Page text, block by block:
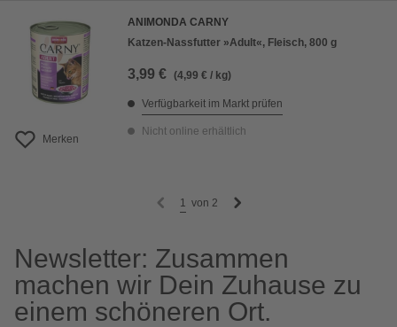
Merken
ANIMONDA CARNY
Katzen-Nassfutter »Adult«, Fleisch, 800 g
3,99 € (4,99 € / kg)
Verfügbarkeit im Markt prüfen
Nicht online erhältlich
1 von 2
Newsletter: Zusammen
machen wir Dein Zuhause zu
einem schöneren Ort.